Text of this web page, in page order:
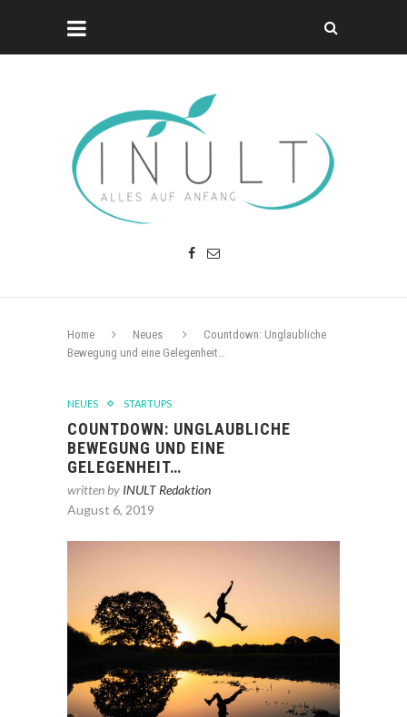
Home Neues
Countdown: Unglaubliche
Bewegung und eine Gelegenheit…
NEUES STARTUPS
COUNTDOWN: UNGLAUBLICHE
BEWEGUNG UND EINE
GELEGENHEIT…
written by INULT Redaktion
August 6, 2019